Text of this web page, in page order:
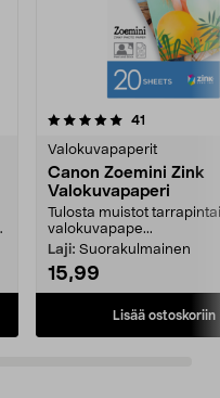
41
Valokuvapaperit
Canon Zoemini Zink
Valokuvapaperi
Tulosta muistot
valokuvapape...
Laji: Suorakulmainen
15,99
Lisää ostoskoriin
4.5 viidestä